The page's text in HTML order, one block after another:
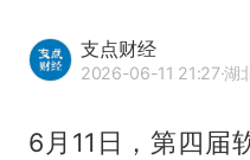
支点财经
2026-06-11 21:27·湖
6月11日，第四届